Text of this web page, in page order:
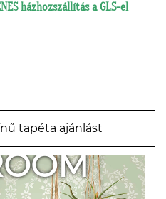
házhozszállítás a GLS-el
tapéta ajánlást